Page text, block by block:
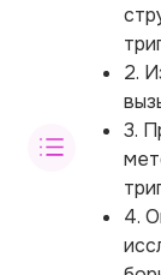
2.
3.
4.